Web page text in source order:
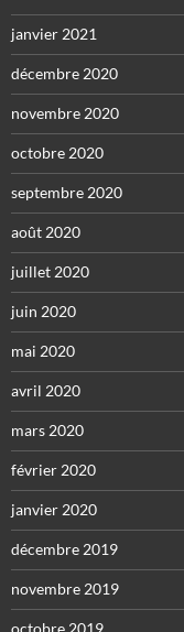
janvier 2021
décembre 2020
novembre 2020
octobre 2020
septembre 2020
août 2020
juillet 2020
juin 2020
mai 2020
avril 2020
mars 2020
février 2020
janvier 2020
décembre 2019
novembre 2019
octobre 2019